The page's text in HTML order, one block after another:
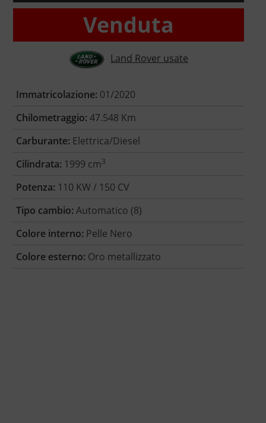
Venduta
Land Rover usate
Immatricolazione: 01/2020
Chilometraggio: 47.548 Km
Carburante: Elettrica/Diesel
Cilindrata: 1999 cm3
Potenza: 110 KW / 150 CV
Tipo cambio: Automatico (8)
Colore interno: Pelle Nero
Colore esterno: Oro metallizzato